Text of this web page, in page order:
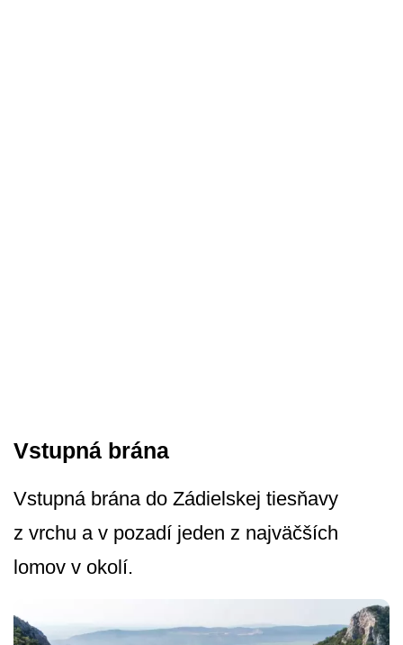
Vstupná brána
Vstupná brána do Zádielskej tiesňavy
z vrchu a v pozadí jeden z najväčších
lomov v okolí.